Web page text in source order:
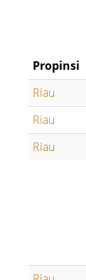
Propinsi
Riau
Riau
Riau